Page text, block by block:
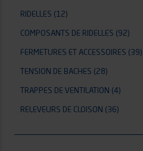
RIDELLES (12)
COMPOSANTS DE RIDELLES (92)
FERMETURES ET ACCESSOIRES (39)
TENSION DE BACHES (28)
TRAPPES DE VENTILATION (4)
RELEVEURS DE CLOISON (36)